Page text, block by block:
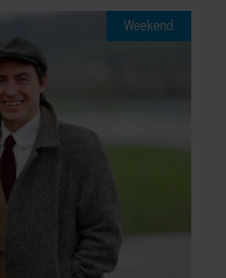
Weekend